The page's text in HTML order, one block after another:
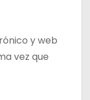
y web
vez que